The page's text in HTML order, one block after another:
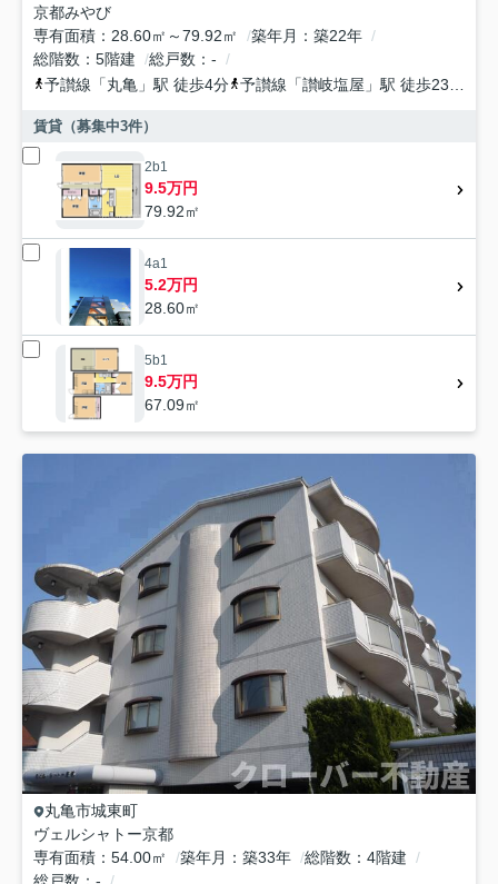
京都みやび
専有面積
28.60㎡～79.92㎡ 築年月
築22年
総階数
5階建 総戸数
-
予讃線 「丸亀 」駅 徒歩4分 予讃線 「讃岐塩屋 」駅 徒歩23分
賃貸（募集中3件）
2b1
9.5万円
79.92㎡
4a1
5.2万円
28.60㎡
5b1
9.5万円
67.09㎡
丸亀市城東町
ヴェルシャトー京都
専有面積
54.00㎡ 築年月 築33年 総階数
4階建